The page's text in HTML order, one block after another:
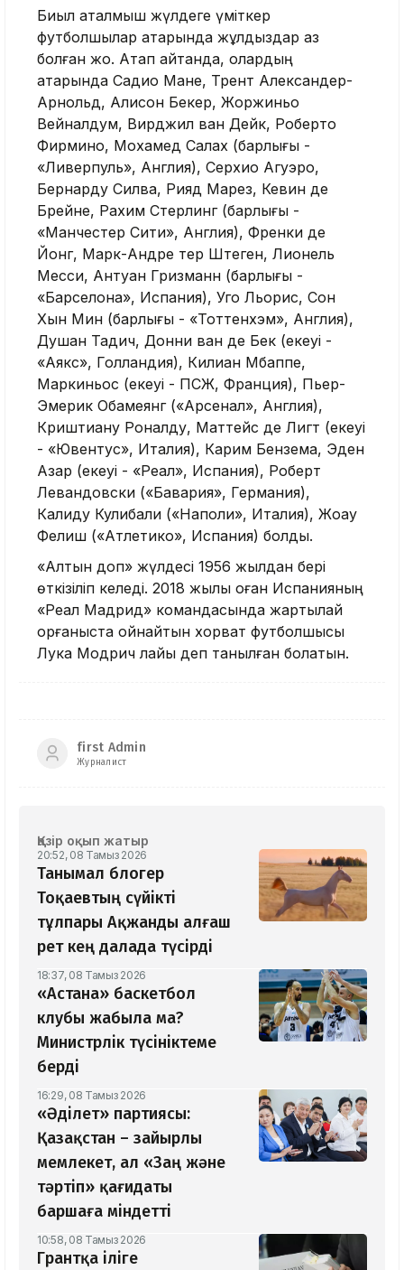
Биыл аталмыш жүлдеге үміткер
футболшылар қатарында жұлдыздар аз
болған жоқ. Атап айтқанда, олардың
қатарында Садио Мане, Трент Александер-
Арнольд, Алисон Бекер, Жоржиньо
Вейналдум, Вирджил ван Дейк, Роберто
Фирмино, Мохамед Салах (барлығы -
«Ливерпуль», Англия), Серхио Агуэро,
Бернарду Силва, Рияд Марез, Кевин де
Брейне, Рахим Стерлинг (барлығы -
«Манчестер Сити», Англия), Френки де
Йонг, Марк-Андре тер Штеген, Лионель
Месси, Антуан Гризманн (барлығы -
«Барселона», Испания), Уго Льорис, Сон
Хын Мин (барлығы - «Тоттенхэм», Англия),
Душан Тадич, Донни ван де Бек (екеуі -
«Аякс», Голландия), Килиан Мбаппе,
Маркиньос (екеуі - ПСЖ, Франция), Пьер-
Эмерик Обамеянг («Арсенал», Англия),
Криштиану Роналду, Маттейс де Лигт (екеуі
- «Ювентус», Италия), Карим Бензема, Эден
Азар (екеуі - «Реал», Испания), Роберт
Левандовски («Бавария», Германия),
Калиду Кулибали («Наполи», Италия), Жоау
Фелиш («Атлетико», Испания) болды.
«Алтын доп» жүлдесі 1956 жылдан бері
өткізіліп келеді. 2018 жылы оған Испанияның
«Реал Мадрид» командасында жартылай
қорғаныста ойнайтын хорват футболшысы
Лука Модрич лайық деп танылған болатын.
first Admin
Журналист
Қазір оқып жатыр
20:52, 08 Тамыз 2026
Танымал блогер
Тоқаевтың сүйікті
тұлпары Ақжанды алғаш
рет кең далада түсірді
18:37, 08 Тамыз 2026
«Астана» баскетбол
клубы жабыла ма?
Министрлік түсініктеме
берді
16:29, 08 Тамыз 2026
«Әділет» партиясы:
Қазақстан – зайырлы
мемлекет, ал «Заң және
тәртіп» қағидаты
баршаға міндетті
10:58, 08 Тамыз 2026
Грантқа іліге